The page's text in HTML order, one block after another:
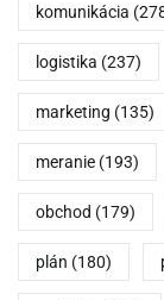
komunikácia
logistika (237)
marketing (135)
meranie (193)
obchod (179)
plán (180)